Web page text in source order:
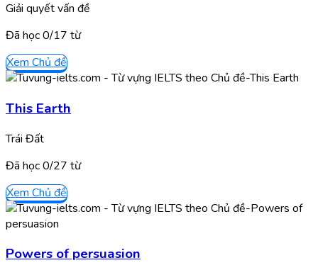
Giải quyết vấn đề
Đã học0/17 từ
Xem Chủ đề
This Earth
Trái Đất
Đã học0/27 từ
Xem Chủ đề
Powers of persuasion